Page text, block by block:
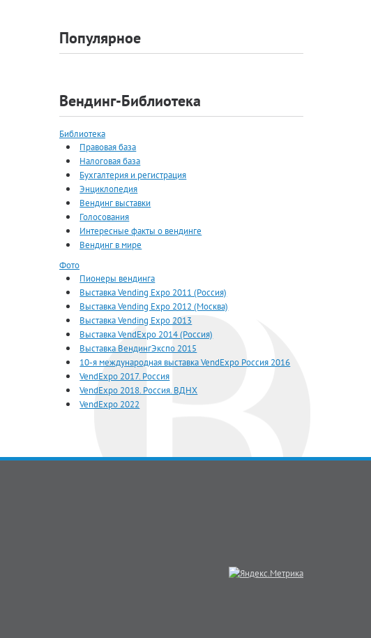
Популярное
Вендинг-Библиотека
Библиотека
Правовая база
Налоговая база
Бухгалтерия и регистрация
Энциклопедия
Вендинг выставки
Голосования
Интересные факты о вендинге
Вендинг в мире
Фото
Пионеры вендинга
Выставка Vending Expo 2011 (Россия)
Выставка Vending Expo 2012 (Москва)
Выставка Vending Expo 2013
Выставка VendExpo 2014 (Россия)
Выставка ВендингЭкспо 2015
10-я международная выставка VendExpo Россия 2016
VendExpo 2017. Россия
VendExpo 2018. Россия. ВДНХ
VendExpo 2022